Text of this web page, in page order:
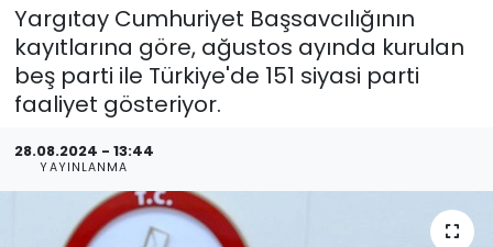
Yargıtay Cumhuriyet Başsavcılığının
kayıtlarına göre, ağustos ayında kurulan
beş parti ile Türkiye'de 151 siyasi parti
faaliyet gösteriyor.
28.08.2024 - 13:44
YAYINLANMA
Son Dakika Haberleri
Haber Arşivi